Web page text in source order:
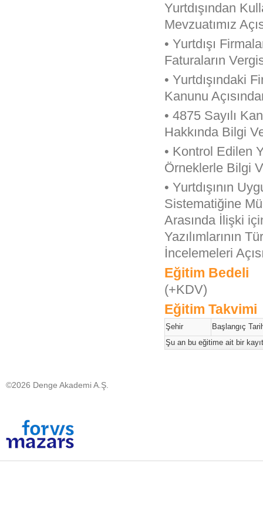
Yurtdışından
Mevzuatımız
• Yurtdışı
Faturaların
• Yurtdışındaki
Kanunu
• 4875 Sayılı
Hakkında Bilgi
• Kontrol Edilen
Örneklerle Bilgi
• Yurtdışının
Sistematiğine
Arasında İlişki
Yazılımlarının
İncelemeleri
Eğitim Bedeli
(+KDV)
Eğitim Takvimi
Şehir
Başlangıç
Şu an bu eğitime ait bir
©2026 Denge Akademi A.Ş.